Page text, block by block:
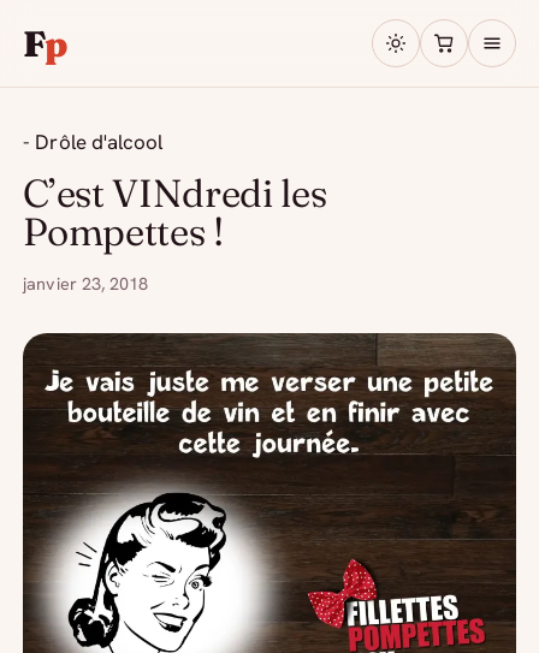
Fp
- Drôle d'alcool
C’est VINdredi les
Pompettes !
janvier 23, 2018